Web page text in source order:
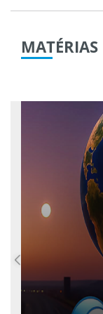
MATÉRIAS